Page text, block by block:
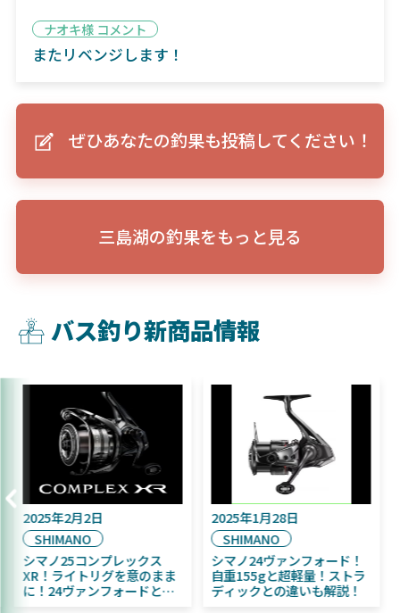
ナオキ様 コメント
またリベンジします！
ぜひあなたの釣果も投稿してください！
三島湖の釣果をもっと見る
バス釣り新商品情報
月16日
月発売予定！
く魚／ちびふく魚
ベイト初心者にお
2025年2月2日
SHIMANO
シマノ25コンプレックス
XR！ライトリグを意のまま
に！24ヴァンフォードとの
シマノ24
自重155g
ディック